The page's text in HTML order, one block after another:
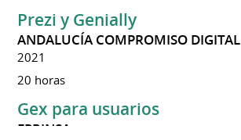
Prezi y Genially
ANDALUCÍA COMPROMISO DIGITAL
2021
20 horas
Gex para usuarios
EPRINSA